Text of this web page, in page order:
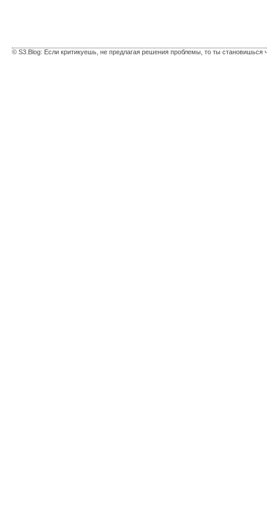
© S3.Blog: Если критикуешь, не предлагая решения проблемы, то ты становишься